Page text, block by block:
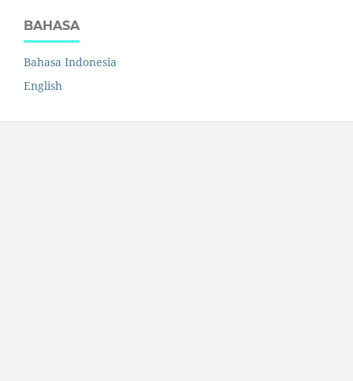
BAHASA
Bahasa Indonesia
English